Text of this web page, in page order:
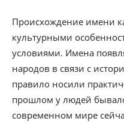
Происхождение имени
культурными
условиями. Имена
народов в связи с
правило носили
прошлом у людей
современном мире